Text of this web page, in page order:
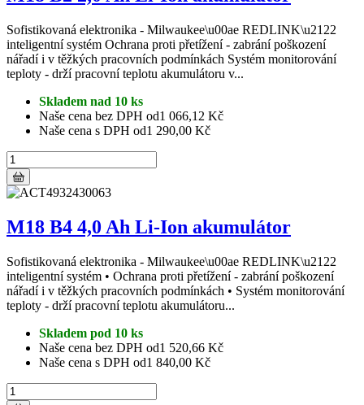
Sofistikovaná elektronika - Milwaukee\u00ae REDLINK\u2122
inteligentní systém Ochrana proti přetížení - zabrání poškození
nářadí i v těžkých pracovních podmínkách Systém monitorování
teploty - drží pracovní teplotu akumulátoru v...
Skladem nad 10 ks
Naše cena bez DPH od1 066,12 Kč
Naše cena s DPH od1 290,00 Kč
M18 B4 4,0 Ah Li-Ion akumulátor
Sofistikovaná elektronika - Milwaukee\u00ae REDLINK\u2122
inteligentní systém • Ochrana proti přetížení - zabrání poškození
nářadí i v těžkých pracovních podmínkách • Systém monitorování
teploty - drží pracovní teplotu akumulátoru...
Skladem pod 10 ks
Naše cena bez DPH od1 520,66 Kč
Naše cena s DPH od1 840,00 Kč